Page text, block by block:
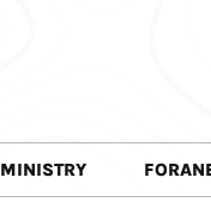
MINISTRY